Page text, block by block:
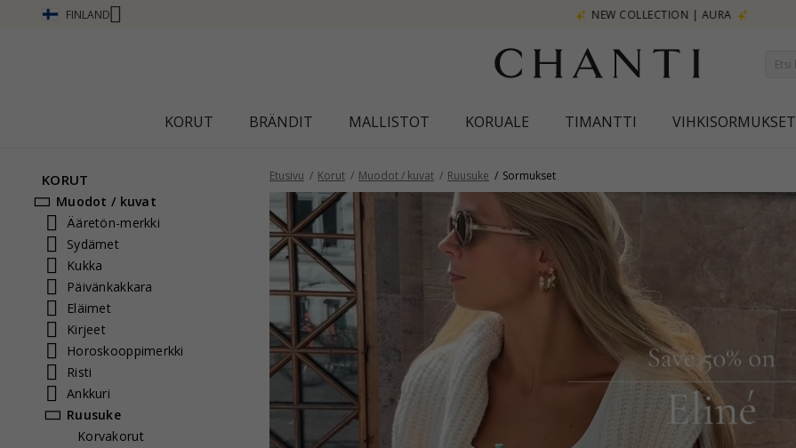
FINLAND NEW COLLECTION | AURA
KORUT BRÄNDIT MALLISTOT KORUALE TIMANTTI VIHKISORMUKSET
KORUT
Muodot / kuvat
Ääretön-merkki
Sydämet
Kukka
Päivänkakkara
Eläimet
Kirjeet
Horoskooppimerkki
Risti
Ankkuri
Ruusuke
Korvakorut
Etusivu Korut Muodot / kuvat Ruusuke Sormukset